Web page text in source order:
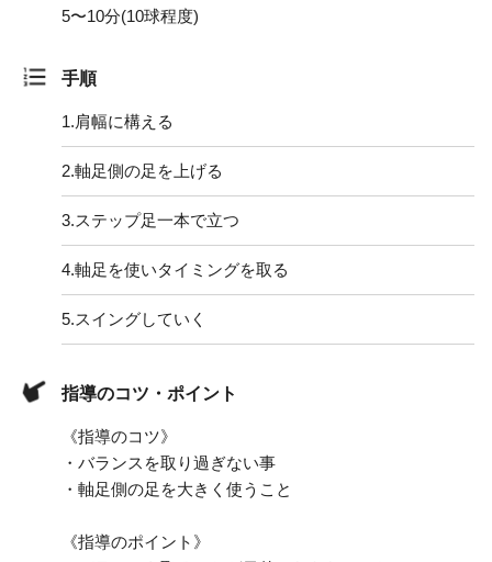
5〜10分(10球程度)
手順
1.肩幅に構える
2.軸足側の足を上げる
3.ステップ足一本で立つ
4.軸足を使いタイミングを取る
5.スイングしていく
指導のコツ・ポイント
《指導のコツ》
・バランスを取り過ぎない事
・軸足側の足を大きく使うこと
《指導のポイント》